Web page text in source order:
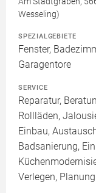
Wesseling)
SPEZIALGEBIETE
Fenster,
Garagentore
SERVICE
Reparatur,
Rollläden,
Einbau,
Badsanierung,
Verlegen,